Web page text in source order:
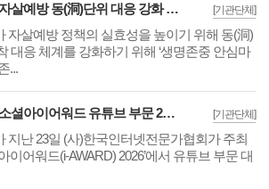
[기관단체]
고양시, 자살예방 동(洞)단위 대응 강화 '생명존중 안심마을' 22개 동 확대
자살예방 정책의 실효성을 높이기 위해 동(洞)
대응 체계를 강화하기 위해 ‘생명존중 안심마
...
[기관단체]
고양시, 소셜아이어워드 유튜브 부문 2024·2025년 이어 3년 연속 '대상' 수상
지난 23일 (사)한국인터넷전문가협회가 주최
이어워드(i-AWARD) 2026’에서 유튜브 부문 대